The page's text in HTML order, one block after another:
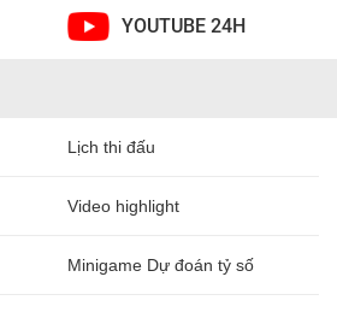
YOUTUBE 24H
Lịch thi đấu
Video highlight
Minigame Dự đoán tỷ số